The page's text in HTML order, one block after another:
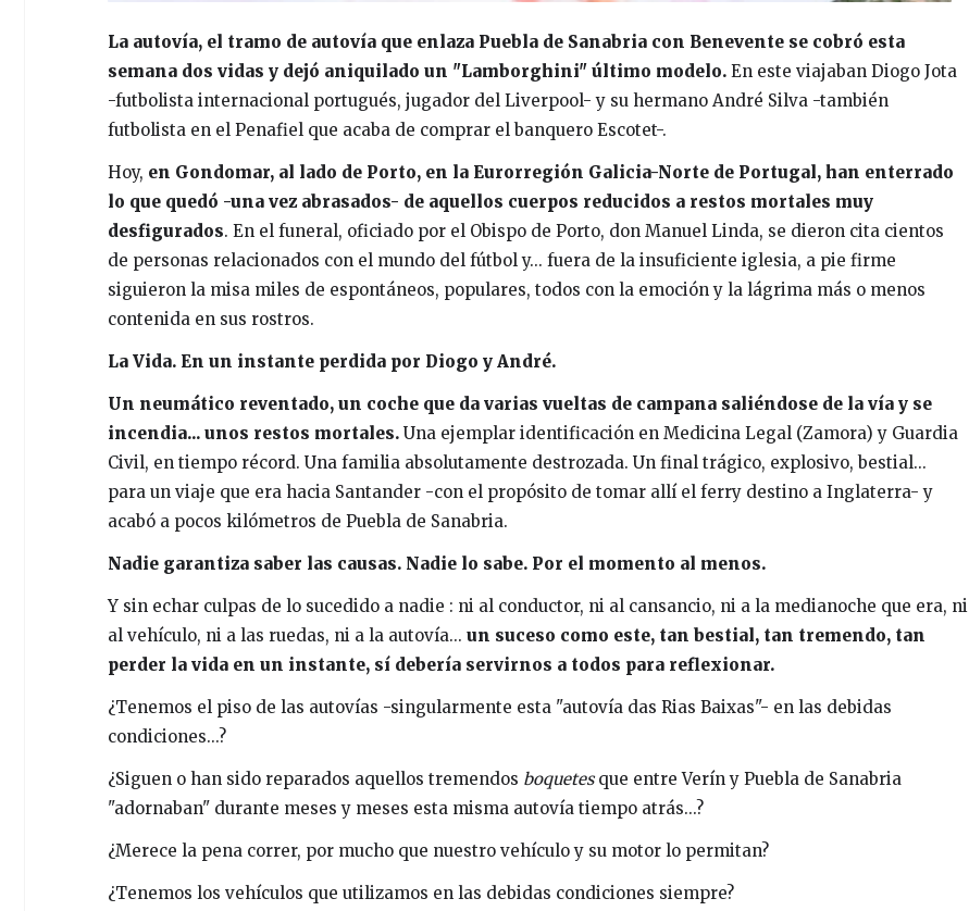
La autovía, el tramo de autovía que enlaza Puebla de Sanabria con Benevente se cobró esta
semana dos vidas y dejó aniquilado un "Lamborghini" último modelo. En este viajaban Diogo Jota
-futbolista internacional portugués, jugador del Liverpool- y su hermano André Silva -también
futbolista en el Penafiel que acaba de comprar el banquero Escotet-.
Hoy, en Gondomar, al lado de Porto, en la Eurorregión Galicia-Norte de Portugal, han enterrado
lo que quedó -una vez abrasados- de aquellos cuerpos reducidos a restos mortales muy
desfigurados. En el funeral, oficiado por el Obispo de Porto, don Manuel Linda, se dieron cita cientos
de personas relacionados con el mundo del fútbol y... fuera de la insuficiente iglesia, a pie firme
siguieron la misa miles de espontáneos, populares, todos con la emoción y la lágrima más o menos
contenida en sus rostros.
La Vida. En un instante perdida por Diogo y André.
Un neumático reventado, un coche que da varias vueltas de campana saliéndose de la vía y se
incendia... unos restos mortales. Una ejemplar identificación en Medicina Legal (Zamora) y Guardia
Civil, en tiempo récord. Una familia absolutamente destrozada. Un final trágico, explosivo, bestial...
para un viaje que era hacia Santander -con el propósito de tomar allí el ferry destino a Inglaterra- y
acabó a pocos kilómetros de Puebla de Sanabria.
Nadie garantiza saber las causas. Nadie lo sabe. Por el momento al menos.
Y sin echar culpas de lo sucedido a nadie : ni al conductor, ni al cansancio, ni a la medianoche que era, ni
al vehículo, ni a las ruedas, ni a la autovía... un suceso como este, tan bestial, tan tremendo, tan
perder la vida en un instante, sí debería servirnos a todos para reflexionar.
¿Tenemos el piso de las autovías -singularmente esta "autovía das Rias Baixas"- en las debidas
condiciones...?
¿Siguen o han sido reparados aquellos tremendos boquetesque entre Verín y Puebla de Sanabria
"adornaban" durante meses y meses esta misma autovía tiempo atrás...?
¿Merece la pena correr, por mucho que nuestro vehículo y su motor lo permitan?
¿Tenemos los vehículos que utilizamos en las debidas condiciones siempre?